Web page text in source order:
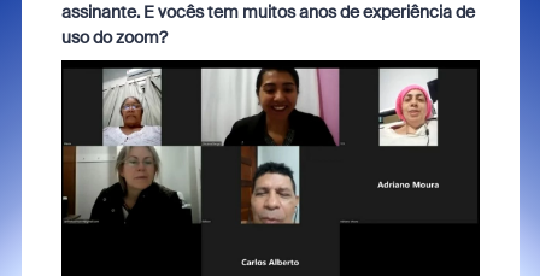
assinante. E vocês tem muitos anos de experiência de
uso do zoom?